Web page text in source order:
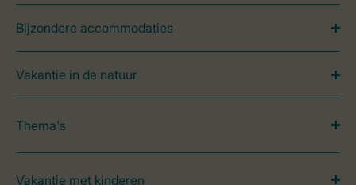
Bijzondere accommodaties
Vakantie in de natuur
Thema's
Vakantie met kinderen